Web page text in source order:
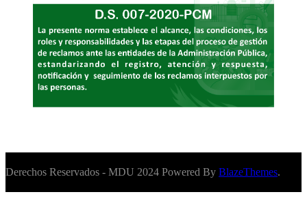
Derechos Reservados - MDU 2024 Powered By BlazeThemes.